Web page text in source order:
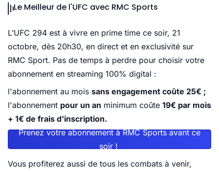
Le Meilleur de l'UFC avec RMC Sports
L’UFC 294 est à vivre en prime time ce soir, 21
octobre, dès 20h30, en direct et en exclusivité sur
RMC Sport. Pas de temps à perdre pour choisir votre
abonnement en streaming 100% digital :
l'abonnement au mois sans engagement coûte 25€ ;
l'abonnement pour un an minimum coûte 19€ par mois
+ 1€ de frais d'inscription.
Prenez votre abonnement à RMC Sports avant ce
soir !
Vous profiterez aussi de tous les combats à venir,